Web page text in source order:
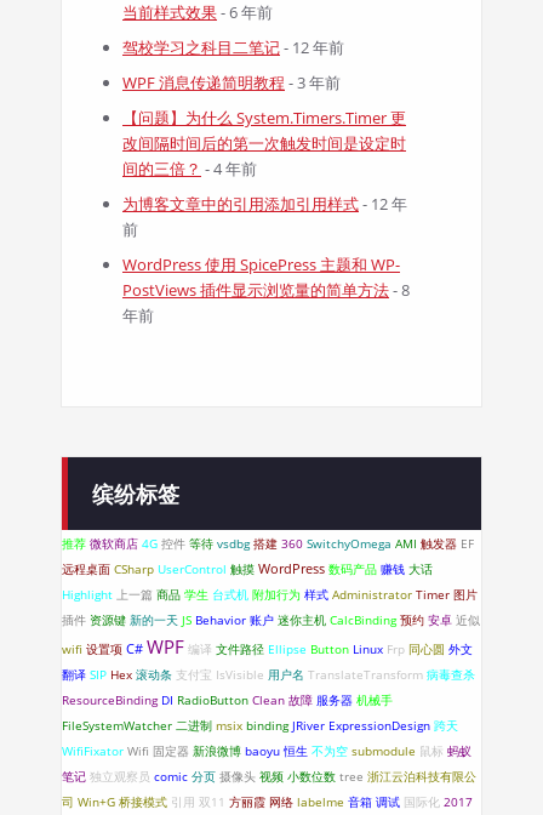
当前样式效果- 6 年前
驾校学习之科目二笔记- 12 年前
WPF 消息传递简明教程 - 3 年前
【问题】为什么 System.Timers.Timer 更
改间隔时间后的第一次触发时间是设定时
间的三倍？ - 4 年前
为博客文章中的引用添加引用样式- 12 年
前
WordPress 使用 SpicePress 主题和 WP-
PostViews 插件显示浏览量的简单方法- 8
年前
缤纷标签
推荐 微软商店 4G 控件 等待 vsdbg 搭建 360 SwitchyOmega AMI 触发器 EF
远程桌面 CSharp UserControl 触摸 WordPress 数码产品 赚钱 大话
Highlight 上一篇 商品 学生 台式机 附加行为 样式 Administrator Timer 图片
插件 资源键 新的一天 JS Behavior 账户 迷你主机 CalcBinding 预约 安卓 近似
wifi 设置项 C# WPF 编译 文件路径 Ellipse Button Linux Frp 同心圆 外文
翻译 SIP Hex 滚动条 支付宝 IsVisible 用户名 TranslateTransform 病毒查杀
ResourceBinding DI RadioButton Clean 故障 服务器 机械手
FileSystemWatcher 二进制 msix binding JRiver ExpressionDesign 跨天
WifiFixator Wifi 固定器 新浪微博 baoyu 恒生 不为空 submodule 鼠标 蚂蚁
笔记 独立观察员 comic 分页 摄像头 视频 小数位数 tree 浙江云泊科技有限公
司 Win+G 桥接模式 引用 双11 方丽霞 网络 labelme 音箱 调试 国际化 2017